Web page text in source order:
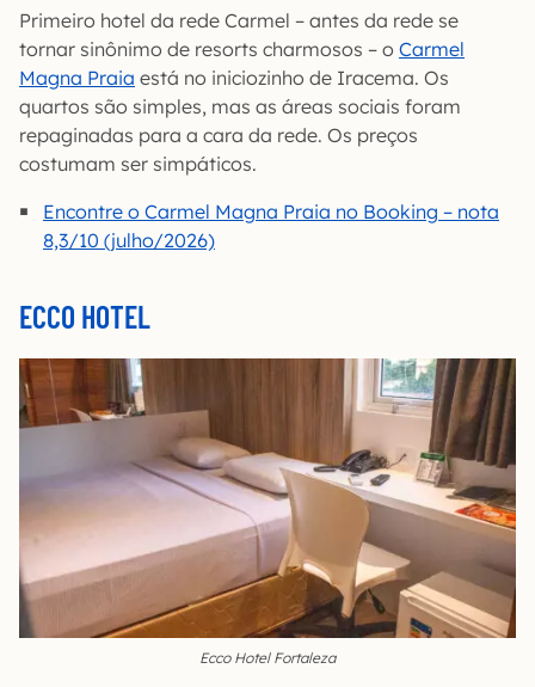
Primeiro hotel da rede Carmel – antes da rede se
tornar sinônimo de resorts charmosos – o Carmel
Magna Praia está no iniciozinho de Iracema. Os
quartos são simples, mas as áreas sociais foram
repaginadas para a cara da rede. Os preços
costumam ser simpáticos.
Encontre o Carmel Magna Praia no Booking – nota
8,3/10 (julho/2026)
ECCO HOTEL
Ecco Hotel Fortaleza